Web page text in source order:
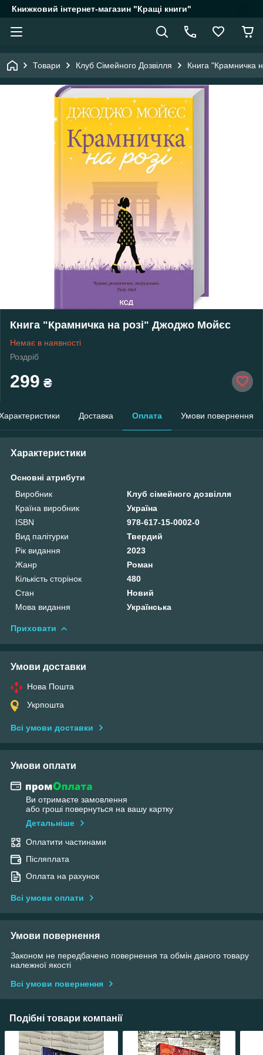
Книжковий інтернет-магазин "Кращі книги"
Товари Клуб Сімейного Дозвілля Книга "Крамничка
Книга "Крамничка на розі" Джоджо Мойєс
Немає в наявності
Роздріб
299 ₴
Доставка Оплата Умови повернення
Характеристики
Основні атрибути
Виробник
Клуб сімейного дозвілля
Країна виробник
Україна
ISBN
978-617-15-0002-0
Вид палітурки
Твердий
Рік видання
2023
Жанр
Роман
Кількість сторінок
480
Стан
Новий
Мова видання
Українська
Приховати
Умови доставки
Нова Пошта
Укрпошта
Всі умови доставки
Умови оплати
Ви отримаєте замовлення
або гроші повернуться на вашу картку
Детальніше
Оплатити частинами
Післяплата
Оплата на рахунок
Всі умови оплати
Умови повернення
Законом не передбачено повернення та обмін даного товару
належної якості
Всі умови повернення
Подібні товари компанії